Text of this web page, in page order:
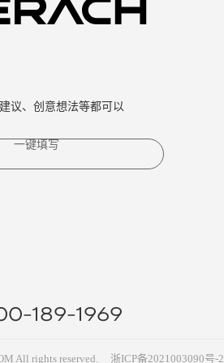
议、创意想法等都可以
一键填写
189-1969
All rights reserved. 浙ICP备2021003090号-2